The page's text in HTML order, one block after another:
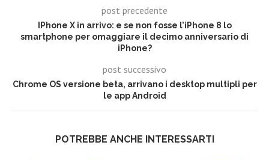
post precedente
IPhone X in arrivo: e se non fosse l’iPhone 8 lo
smartphone per omaggiare il decimo anniversario di
iPhone?
post successivo
Chrome OS versione beta, arrivano i desktop multipli per
le app Android
POTREBBE ANCHE INTERESSARTI